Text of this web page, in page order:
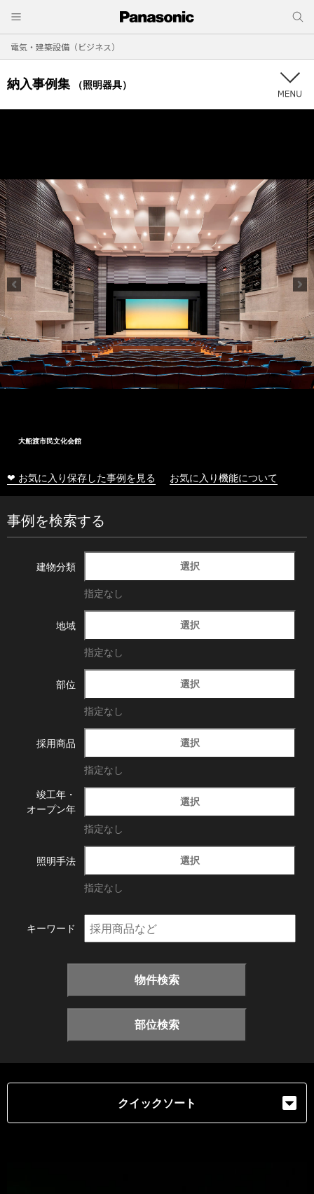
電気・建築設備（ビジネス）
納入事例集 （照明器具）
大船渡市民文化会館
❤ お気に入り保存した事例を見る お気に入り機能について
事例を検索する
建物分類 選択
指定なし
地域 選択
指定なし
部位 選択
指定なし
採用商品 選択
指定なし
竣工年・
オープン年
選択
指定なし
照明手法 選択
指定なし
キーワード
物件検索
部位検索
クイックソート